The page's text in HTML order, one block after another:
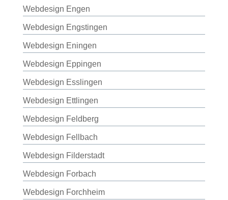
Webdesign Engen
Webdesign Engstingen
Webdesign Eningen
Webdesign Eppingen
Webdesign Esslingen
Webdesign Ettlingen
Webdesign Feldberg
Webdesign Fellbach
Webdesign Filderstadt
Webdesign Forbach
Webdesign Forchheim